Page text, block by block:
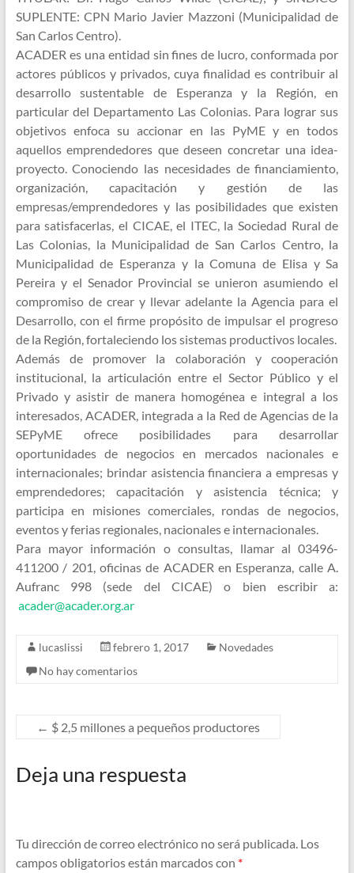
SUPLENTE: CPN Mario Javier Mazzoni (Municipalidad de
San Carlos Centro).
ACADER es una entidad sin fines de lucro, conformada por
actores públicos y privados, cuya finalidad es contribuir al
desarrollo sustentable de Esperanza y la Región, en
particular del Departamento Las Colonias. Para lograr sus
objetivos enfoca su accionar en las PyME y en todos
aquellos emprendedores que deseen concretar una idea-
proyecto. Conociendo las necesidades de financiamiento,
organización, capacitación y gestión de las
empresas/emprendedores y las posibilidades que existen
para satisfacerlas, el CICAE, el ITEC, la Sociedad Rural de
Las Colonias, la Municipalidad de San Carlos Centro, la
Municipalidad de Esperanza y la Comuna de Elisa y Sa
Pereira y el Senador Provincial se unieron asumiendo el
compromiso de crear y llevar adelante la Agencia para el
Desarrollo, con el firme propósito de impulsar el progreso
de la Región, fortaleciendo los sistemas productivos locales.
Además de promover la colaboración y cooperación
institucional, la articulación entre el Sector Público y el
Privado y asistir de manera homogénea e integral a los
interesados, ACADER, integrada a la Red de Agencias de la
SEPyME ofrece posibilidades para desarrollar
oportunidades de negocios en mercados nacionales e
internacionales; brindar asistencia financiera a empresas y
emprendedores; capacitación y asistencia técnica; y
participa en misiones comerciales, rondas de negocios,
eventos y ferias regionales, nacionales e internacionales.
Para mayor información o consultas, llamar al 03496-
411200 / 201, oficinas de ACADER en Esperanza, calle A.
Aufranc 998 (sede del CICAE) o bien escribir a:
acader@acader.org.ar
lucaslissi febrero 1, 2017
Novedades
No hay comentarios
← $ 2,5 millones a pequeños productores
Deja una respuesta
Tu dirección de correo electrónico no será publicada. Los
campos obligatorios están marcados con *